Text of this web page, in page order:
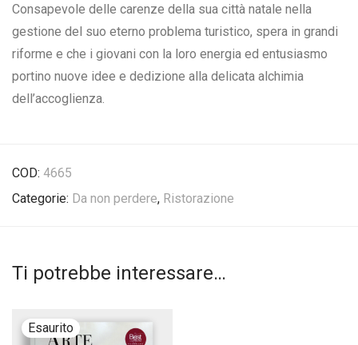
Consapevole delle carenze della sua città natale nella
gestione del suo eterno problema turistico, spera in grandi
riforme e che i giovani con la loro energia ed entusiasmo
portino nuove idee e dedizione alla delicata alchimia
dell’accoglienza.
COD: 4665
Categorie: Da non perdere, Ristorazione
Ti potrebbe interessare…